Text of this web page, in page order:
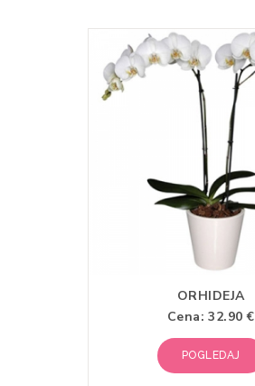
ORHIDEJA
Cena: 32.90 €
POGLEDAJ